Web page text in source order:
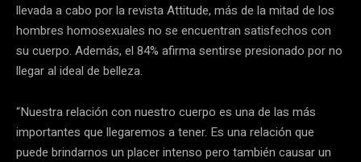
llevada a cabo por la revista Attitude, más de la mitad de los
hombres homosexuales no se encuentran satisfechos con
su cuerpo. Además, el 84% afirma sentirse presionado por no
llegar al ideal de belleza.
“Nuestra relación con nuestro cuerpo es una de las más
importantes que llegaremos a tener. Es una relación que
puede brindarnos un placer intenso pero también causar un